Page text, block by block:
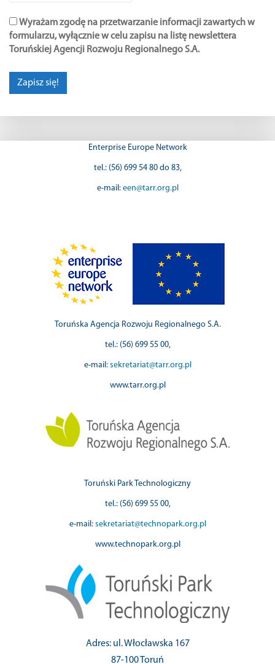
nazwisko
*
Wyrażam zgodę na przetwarzanie informacji zawartych w
formularzu, wyłącznie w celu zapisu na listę newslettera
Toruńskiej Agencji Rozwoju Regionalnego S.A.
Enterprise Europe Network
tel.: (56) 699 54 80 do 83,
e-mail: een@tarr.org.pl
Toruńska Agencja Rozwoju Regionalnego S.A.
tel.: (56) 699 55 00,
e-mail: sekretariat@tarr.org.pl
www.tarr.org.pl
Toruński Park Technologiczny
tel.: (56) 699 55 00,
e-mail: sekretariat@technopark.org.pl
www.technopark.org.pl
Adres: ul. Włocławska 167
87-100 Toruń